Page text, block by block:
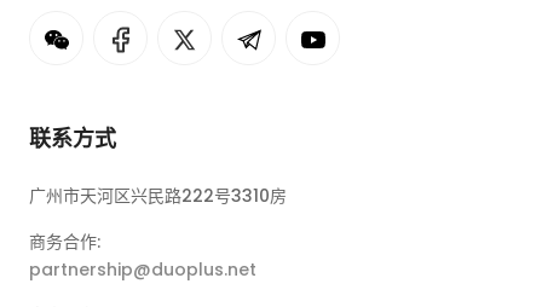
联系方式
广州市天河区兴民路222号3310房
商务合作:
partnership@duoplus.net